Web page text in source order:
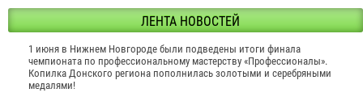
ЛЕНТА НОВОСТЕЙ
1 июня в Нижнем Новгороде были подведены итоги финала
чемпионата по профессиональному мастерству «Профессионалы».
Копилка Донского региона пополнилась золотыми и серебряными
медалями!